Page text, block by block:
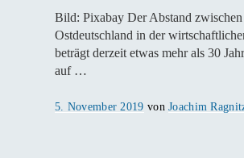
Bild: Pixabay Der Abstand zwischen
Ostdeutschland in der
beträgt derzeit etwas mehr als 30
auf …
Veröffentlicht
5. November 2019 vonJoachim